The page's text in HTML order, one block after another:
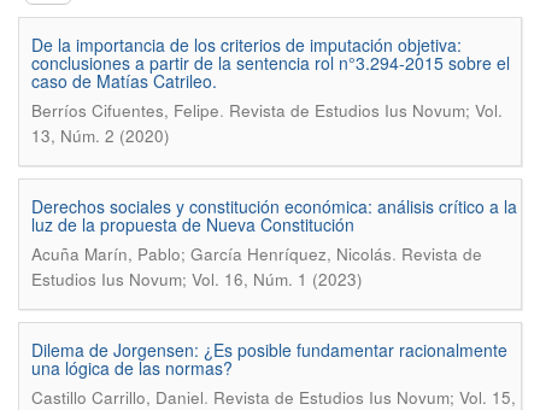
De la importancia de los criterios de imputación objetiva:
conclusiones a partir de la sentencia rol n°3.294-2015 sobre el
caso de Matías Catrileo.
Berríos Cifuentes, Felipe. Revista de Estudios Ius Novum; Vol.
13, Núm. 2 (2020)
Derechos sociales y constitución económica: análisis crítico a la
luz de la propuesta de Nueva Constitución
Acuña Marín, Pablo; García Henríquez, Nicolás. Revista de
Estudios Ius Novum; Vol. 16, Núm. 1 (2023)
Dilema de Jorgensen: ¿Es posible fundamentar racionalmente
una lógica de las normas?
Castillo Carrillo, Daniel. Revista de Estudios Ius Novum; Vol. 15,